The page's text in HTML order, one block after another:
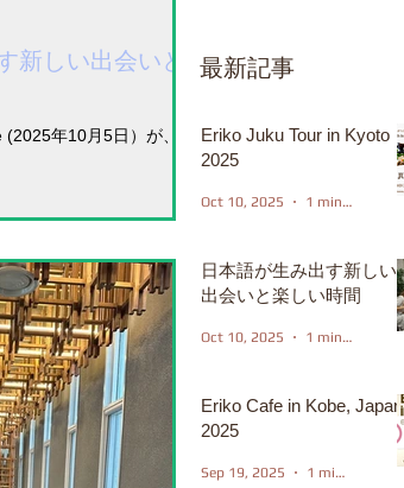
新しい出会いと
年10月5日）が、
最新記事
Eriko Juku Tour in Kyoto
2025
Oct 10, 2025 1 min read
日本語が生み出す新しい
出会いと楽しい時間
Oct 10, 2025 1 min read
Eriko Cafe in Kobe, Japan
2025
Sep 19, 2025 1 min read